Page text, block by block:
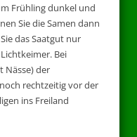
Frühling dunkel und
Sie die Samen dann
das Saatgut nur
Bei
Nässe) der
rechtzeitig vor der
ins Freiland